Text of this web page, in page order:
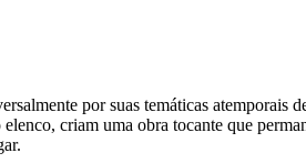
por suas temáticas atemporais
criam uma obra tocante que